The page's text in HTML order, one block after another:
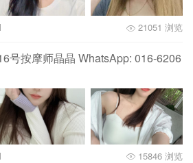
21051 浏览
号按摩师晶晶 WhatsApp: 016-6206
15846 浏览